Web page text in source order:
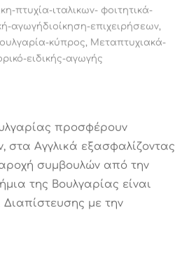
πτυχία-ιταλικων- φοιτητικά-
αγωγήδιοίκηση-επιχειρήσεων,
κύπρος, Μεταπτυχιακά-
ειδικής-αγωγής
προσφέρουν
Αγγλικά εξασφαλίζοντας
συμβουλών από την
της Βουλγαρίας είναι
με την